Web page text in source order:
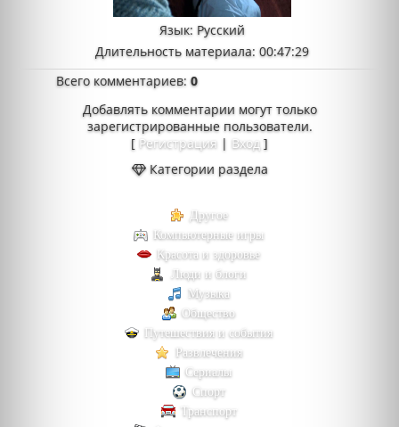
Язык: Русский
Длительность материала: 00:47:29
Всего комментариев:0
Добавлять комментарии могут только
зарегистрированные пользователи.
[ Регистрация | Вход ]
Категории раздела
Другое
Компьютерные игры
Красота и здоровье
Люди и блоги
Музыка
Общество
Путешествия и события
Развлечения
Сериалы
Спорт
Транспорт